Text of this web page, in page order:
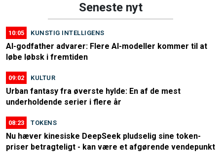
Seneste nyt
10:05 KUNSTIG INTELLIGENS
AI-godfather advarer: Flere AI-modeller kommer til at
løbe løbsk i fremtiden
09:02 KULTUR
Urban fantasy fra øverste hylde: En af de mest
underholdende serier i flere år
08:23 TOKENS
Nu hæver kinesiske DeepSeek pludselig sine token-
priser betragteligt - kan være et afgørende vendepunkt